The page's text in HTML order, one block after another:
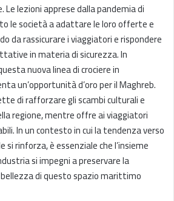
Le lezioni apprese dalla pandemia di
le società a adattare le loro offerte e
da rassicurare i viaggiatori e rispondere
in materia di sicurezza. In
nuova linea di crociere in
un’opportunità d’oro per il Maghreb.
di rafforzare gli scambi culturali e
regione, mentre offre ai viaggiatori
In un contesto in cui la tendenza verso
rinforza, è essenziale che l’insieme
si impegni a preservare la
di questo spazio marittimo